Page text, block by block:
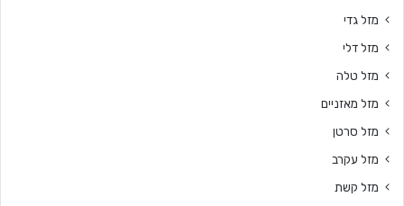
מזל גדי
מזל דלי
מזל טלה
מזל מאזניים
מזל סרטן
מזל עקרב
מזל קשת